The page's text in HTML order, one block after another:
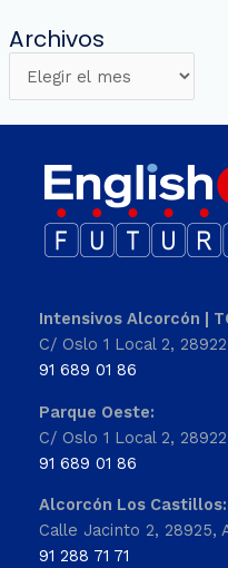
Archivos
Intensivos Alcorcón |
C/ Oslo 1 Local 2,
91 689 01 86
Parque Oeste:
C/ Oslo 1 Local 2,
91 689 01 86
Alcorcón Los Castillos:
Calle Jacinto 2, 28925,
91 288 71 71